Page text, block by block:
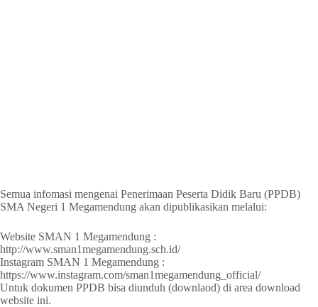
Semua infomasi mengenai Penerimaan Peserta Didik Baru (PPDB)
SMA Negeri 1 Megamendung akan dipublikasikan melalui:
Website SMAN 1 Megamendung :
http://www.sman1megamendung.sch.id/
Instagram SMAN 1 Megamendung :
https://www.instagram.com/sman1megamendung_official/
Untuk dokumen PPDB bisa diunduh (downlaod) di area download
website ini.